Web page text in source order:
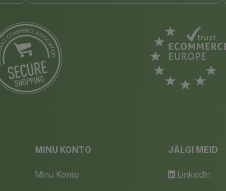
MINU KONTO
Minu Konto
JÄLGI MEID
LinkedIn